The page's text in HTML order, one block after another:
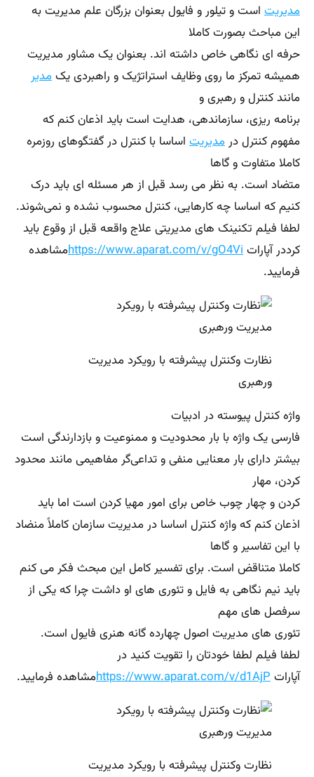
مدیریت است و تیلور و فایول بعنوان بزرگان علم مدیریت به
این مباحث بصورت کاملا
حرفه ای نگاهی خاص داشته اند. بعنوان یک مشاور مدیریت
همیشه تمرکز ما روی وظایف استراتژیک و راهبردی یکمدیر
مانند کنترل و رهبری و
برنامه ریزی، سازماندهی، هدایت است باید اذعان کنم که
مفهوم کنترل در مدیریت اساسا با کنترل در گفتگوهای روزمره
کاملا متفاوت و گاها
متضاد است. به نظر می رسد قبل از هر مسئله ای باید درک
کنیم که اساسا چه کارهایی، کنترل محسوب نشده و نمی‌شوند.
لطفا فیلم تکنینک های مدیریتی علاج واقعه قبل از وقوع باید
کرددر آپاراتhttps://www.aparat.com/v/gO4Viمشاهده
فرمایید.
نظارت وکنترل پیشرفته با رویکرد مدیریت
ورهبری
واژه کنترل پیوسته در ادبیات
فارسی یک واژه با بار محدودیت و ممنوعیت و بازدارندگی است
بیشتر دارای بار معنایی منفی و تداعی‌گر مفاهیمی مانند محدود
کردن، مهار
کردن و چهار چوب خاص برای امور مهیا کردن است اما باید
اذعان کنم که واژه کنترل اساسا در مدیریت سازمان کاملاً منضاد
با این تفاسیر و گاها
کاملا متناقض است. برای تفسیر کامل این مبحث فکر می کنم
باید نیم نگاهی به فایل و تئوری های او داشت چرا که یکی از
سرفصل های مهم
تئوری های مدیریت اصول چهارده گانه هنری فایول است.
لطفا فیلم لطفا خودتان را تقویت کنید در
آپاراتhttps://www.aparat.com/v/d1AjPمشاهده فرمایید.
نظارت وکنترل پیشرفته با رویکرد مدیریت